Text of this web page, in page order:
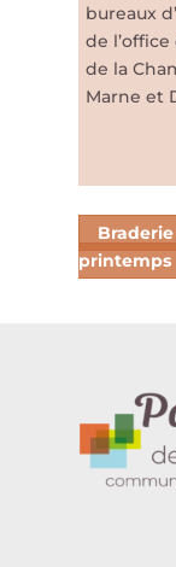
bureaux
de
de la
Marne et
printemps